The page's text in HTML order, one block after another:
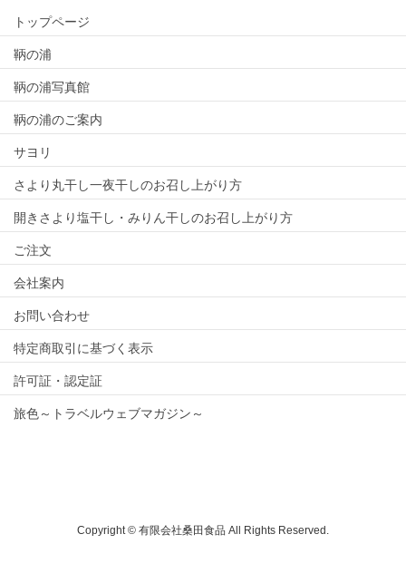
トップページ
鞆の浦
鞆の浦写真館
鞆の浦のご案内
サヨリ
さより丸干し一夜干しのお召し上がり方
開きさより塩干し・みりん干しのお召し上がり方
ご注文
会社案内
お問い合わせ
特定商取引に基づく表示
許可証・認定証
旅色～トラベルウェブマガジン～
Copyright © 有限会社桑田食品 All Rights Reserved.